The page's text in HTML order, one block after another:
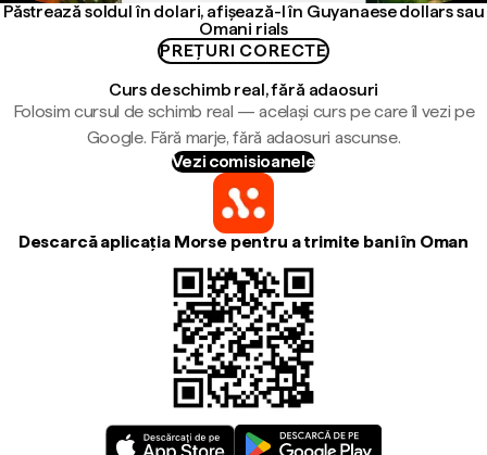
Păstrează soldul în dolari, afișează-l în Guyanaese dollars sau
Omani rials
PREȚURI CORECTE
Curs de schimb real, fără adaosuri
Folosim cursul de schimb real — același curs pe care îl vezi pe
Google. Fără marje, fără adaosuri ascunse.
Vezi comisioanele
Descarcă aplicația Morse pentru a trimite bani în Oman